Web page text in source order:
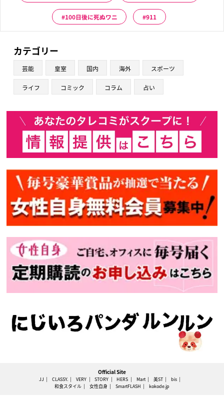
100日後に死ぬワニ 911
カテゴリー
芸能 皇室 国内 海外 スポーツ
ライフ コミック コラム 占い
Official Site
JJ CLASSY. VERY STORY HERS Mart 美ST
bis
和食スタイル
女性自身 SmartFLASH kokode.jp